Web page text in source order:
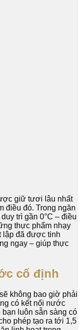
giữ tươi lâu nhất
điều đó. Trong ngăn
trì gần 0°C – điều
thực phẩm nhạy
lập đã được tinh
ngay – giúp thực
cố định
không bao giờ phải
có kết nối nước
luôn sẵn sàng có
phép tạo ra tới 1,5